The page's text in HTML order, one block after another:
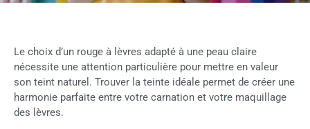
Le choix d’un rouge à lèvres adapté à une peau claire
nécessite une attention particulière pour mettre en valeur
son teint naturel. Trouver la teinte idéale permet de créer une
harmonie parfaite entre votre carnation et votre maquillage
des lèvres.